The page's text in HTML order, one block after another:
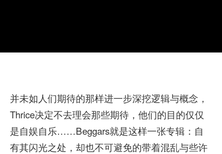
并未如人们期待的那样进一步深挖逻辑与概念，
Thrice决定不去理会那些期待，他们的目的仅仅
是自娱自乐……Beggars就是这样一张专辑：自
有其闪光之处，却也不可避免的带着混乱与些许